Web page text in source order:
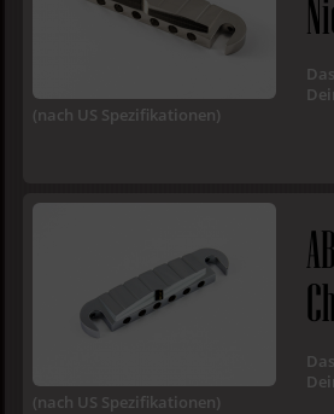
(nach US Spezifikationen)
(nach US Spezifikationen)